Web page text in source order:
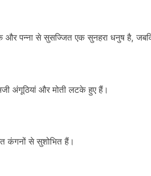
और पन्ना से सुसज्जित एक सुनहरा धनुष है,
अंगूठियां और मोती लटके हुए हैं।
कंगनों से सुशोभित हैं।